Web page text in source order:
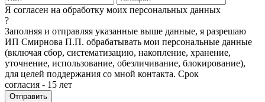
Я согласен на обработку моих персональных данных
?
Заполняя и отправляя указанные выше данные, я разрешаю
ИП Смирнова П.П. обрабатывать мои персональные данные
(включая сбор, систематизацию, накопление, хранение,
уточнение, использование, обезличивание, блокирование),
для целей поддержания со мной контакта. Срок
согласия - 15 лет